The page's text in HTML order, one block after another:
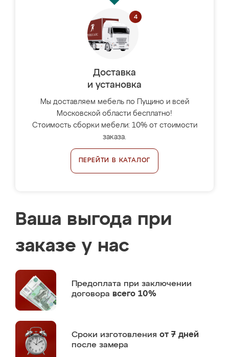
Доставка
и установка
Мы доставляем мебель по Пущино и всей
Московской области бесплатно!
Стоимость сборки мебели: 10% от стоимости
заказа.
ПЕРЕЙТИ В КАТАЛОГ
Ваша выгода при
заказе у нас
Предоплата при заключении
договора всего 10%
Сроки изготовления от 7 дней
после замера